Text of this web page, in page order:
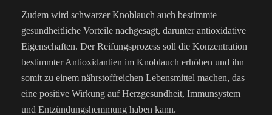
Zudem wird schwarzer Knoblauch auch bestimmte
gesundheitliche Vorteile nachgesagt, darunter antioxidative
Eigenschaften. Der Reifungsprozess soll die Konzentration
bestimmter Antioxidantien im Knoblauch erhöhen und ihn
somit zu einem nährstoffreichen Lebensmittel machen, das
eine positive Wirkung auf Herzgesundheit, Immunsystem
und Entzündungshemmung haben kann.